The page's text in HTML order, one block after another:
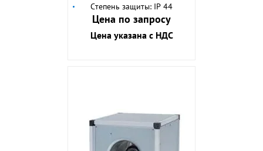
Степень защиты: IP 44
Цена по запросу
Цена указана с НДС